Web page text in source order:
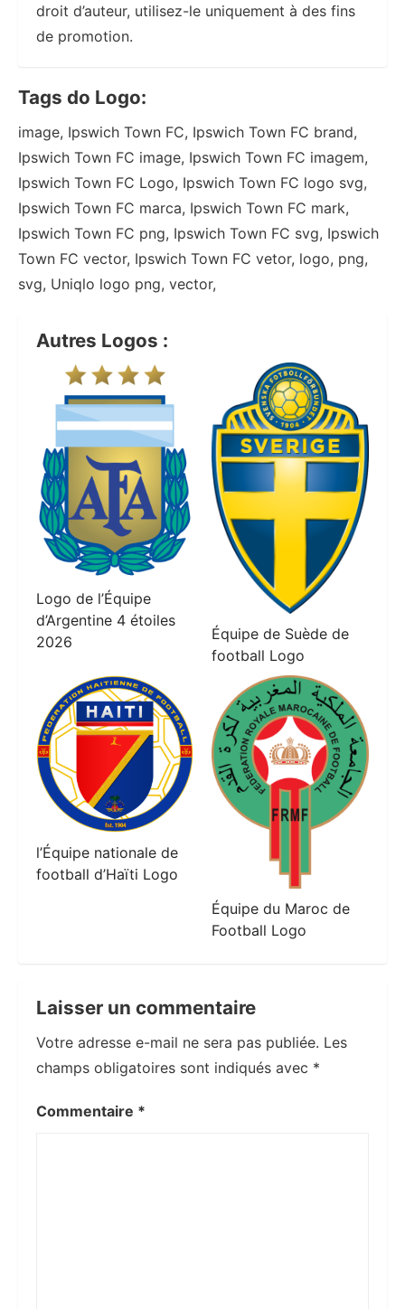
droit d’auteur, utilisez-le uniquement à des fins
de promotion.
Tags do Logo:
image, Ipswich Town FC, Ipswich Town FC brand,
Ipswich Town FC image, Ipswich Town FC imagem,
Ipswich Town FC Logo, Ipswich Town FC logo svg,
Ipswich Town FC marca, Ipswich Town FC mark,
Ipswich Town FC png, Ipswich Town FC svg, Ipswich
Town FC vector, Ipswich Town FC vetor, logo, png,
svg, Uniqlo logo png, vector,
Autres Logos :
Logo de l’Équipe
d’Argentine 4 étoiles
2026
Équipe de Suède de
football Logo
l’Équipe nationale de
football d’Haïti Logo
Équipe du Maroc de
Football Logo
Laisser un commentaire
Votre adresse e-mail ne sera pas publiée. Les
champs obligatoires sont indiqués avec *
Commentaire *